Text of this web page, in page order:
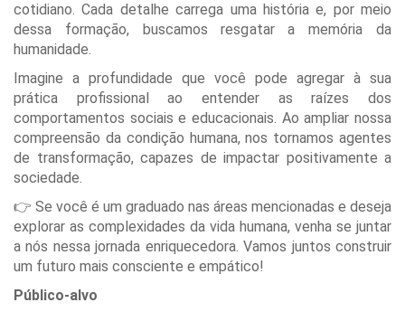
cotidiano. Cada detalhe carrega uma história e, por meio
dessa formação, buscamos resgatar a memória da
humanidade.
Imagine a profundidade que você pode agregar à sua
prática profissional ao entender as raízes dos
comportamentos sociais e educacionais. Ao ampliar nossa
compreensão da condição humana, nos tornamos agentes
de transformação, capazes de impactar positivamente a
sociedade.
👉 Se você é um graduado nas áreas mencionadas e deseja
explorar as complexidades da vida humana, venha se juntar
a nós nessa jornada enriquecedora. Vamos juntos construir
um futuro mais consciente e empático!
Público-alvo